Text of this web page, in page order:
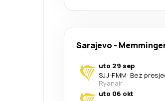
Sarajevo -
uto 29 sep
SJJ-FMM· Bez
Ryanair
uto 06 okt